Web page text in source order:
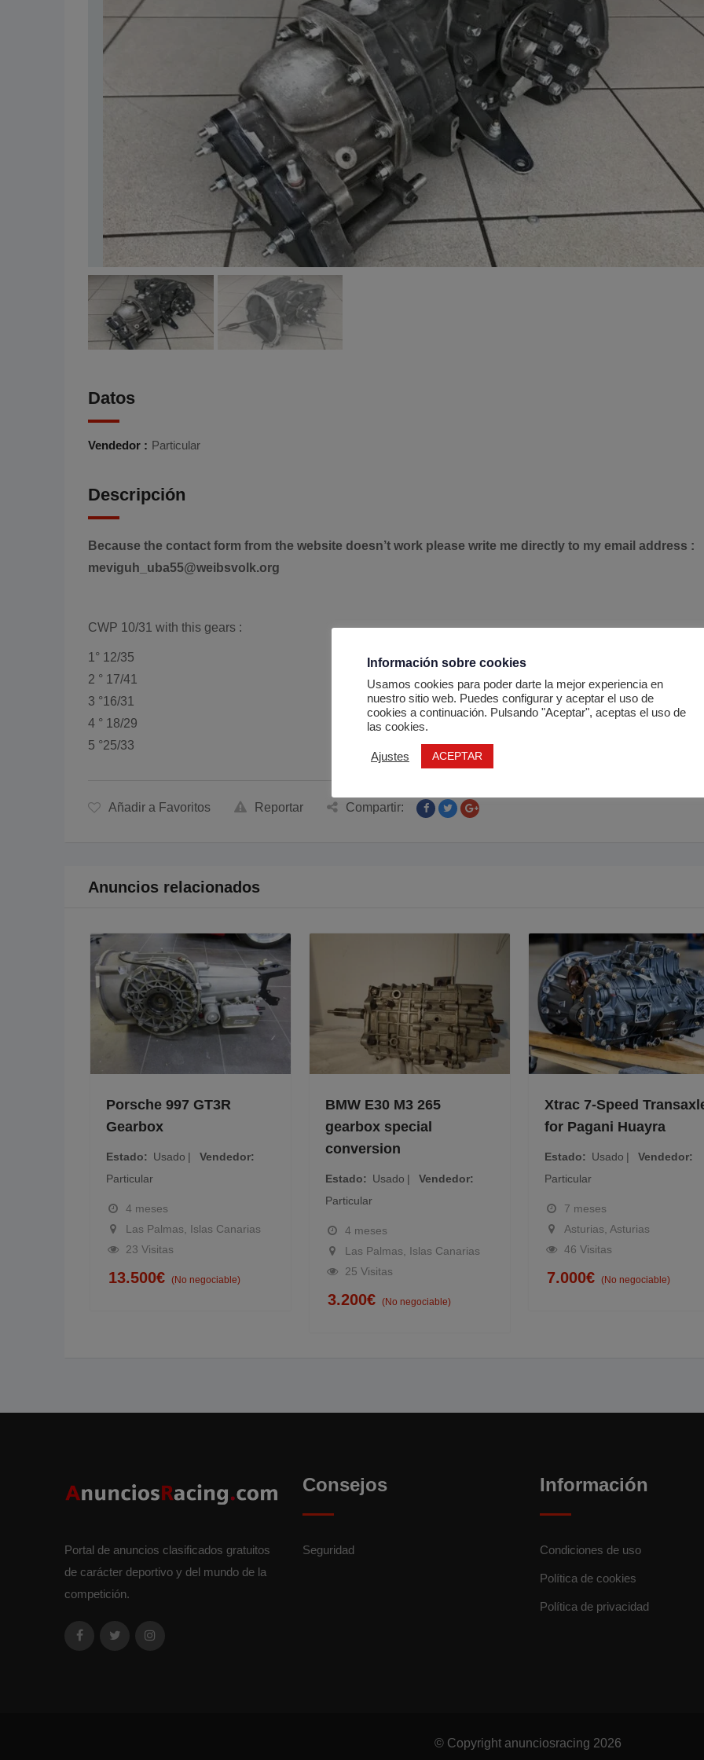
Datos
Vendedor : Particular
Descripción
Because the contact form from the website doesn’t work please write me directly to my email address :
meviguh_uba55@weibsvolk.org
CWP 10/31 with this gears :
1° 12/35
2 ° 17/41
3 °16/31
4 ° 18/29
5 °25/33
Añadir a Favoritos Reportar Compartir:
Anuncios relacionados
Porsche 997 GT3R
Gearbox
Estado Usado
Vendedor
Particular
4 meses
Las Palmas, Islas Canarias
23 Visitas
13.500€ (No negociable)
BMW E30 M3 265
gearbox special
conversion
Estado Usado
Vendedor
Particular
4 meses
Las Palmas, Islas Canarias
25 Visitas
3.200€ (No negociable)
Xtrac 7-Speed Transaxle
for Pagani Huayra
Estado Usado
Vendedor
Particular
7 meses
Asturias, Asturias
46 Visitas
7.000€ (No negociable)
Portal de anuncios clasificados gratuitos
de carácter deportivo y del mundo de la
competición.
Consejos
Seguridad
Información
Condiciones de uso
Política de cookies
Política de privacidad
© Copyright anunciosracing 2026
Información sobre cookies
Usamos cookies para poder darte la mejor experiencia en
nuestro sitio web. Puedes configurar y aceptar el uso de
cookies a continuación. Pulsando "Aceptar", aceptas el uso de
las cookies.
Ajustes ACEPTAR